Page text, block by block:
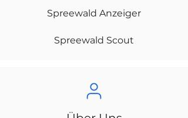
Spreewald Anzeiger
Spreewald Scout